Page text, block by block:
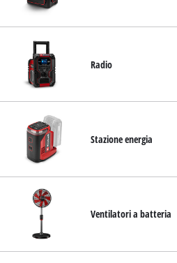
Radio
Stazione energia
Ventilatori a batteria